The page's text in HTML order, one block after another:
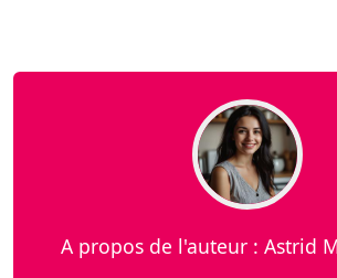
A propos de l'auteur : Astrid